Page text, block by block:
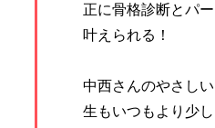
正に骨格診断とパ
叶えられる！
中西さんのやさし
生もいつもより少